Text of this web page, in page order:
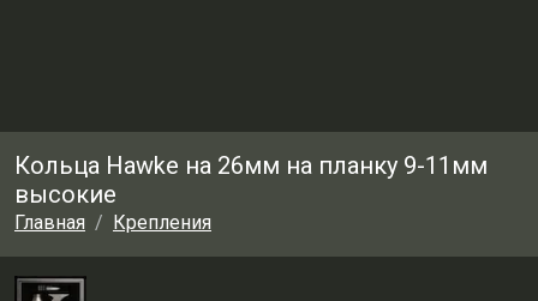
Кольца Hawke на 26мм на планку 9-11мм
высокие
Главная Крепления